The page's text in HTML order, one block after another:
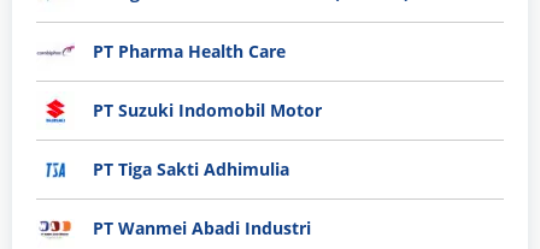
PT Pharma Health Care
PT Suzuki Indomobil Motor
PT Tiga Sakti Adhimulia
PT Wanmei Abadi Industri